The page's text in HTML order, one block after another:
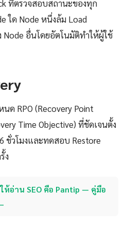
ที่ตรวจสอบสถานะของทุก
ใด Node หนึ่งล้ม Load
Node อื่นโดยอัตโนมัติทำให้ผู้ใช้
ด RPO (Recovery Point
Time Objective) ที่ชัดเจนตั้ง
ชั่วโมงและทดสอบ Restore
ง
ห้อ่าน SEO คือ Pantip — คู่มือ